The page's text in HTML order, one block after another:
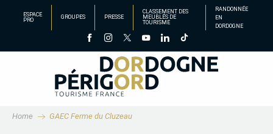
principal
ESPACE
PRO
GROUPES PRESSE
CLASSEMENT DES
MEUBLÉS DE
TOURISME
RANDONNÉE
EN
DORDOGNE
Home GAEC Ferme du Cluzeau